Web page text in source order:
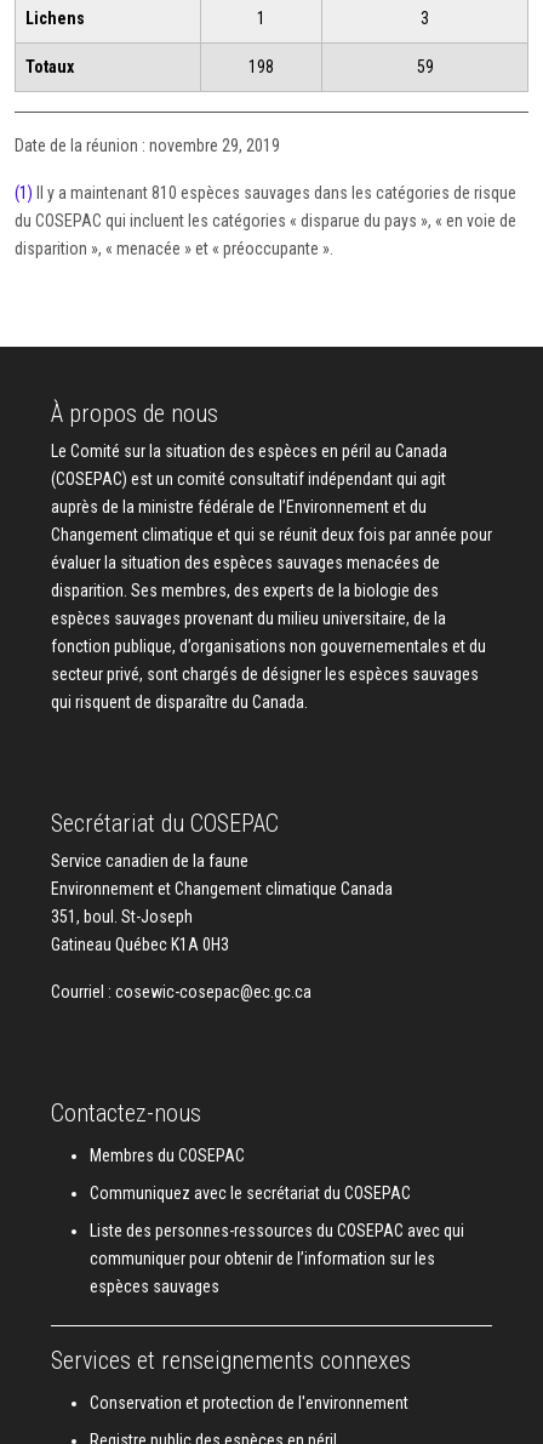
Lichens 1 3
Totaux 198 59
Date de la réunion : novembre 29, 2019
(1) Il y a maintenant 810 espèces sauvages dans les catégories de risque
du COSEPAC qui incluent les catégories « disparue du pays », « en voie de
disparition », « menacée » et « préoccupante ».
À propos de nous
Le Comité sur la situation des espèces en péril au Canada
(COSEPAC) est un comité consultatif indépendant qui agit
auprès de la ministre fédérale de l’Environnement et du
Changement climatique et qui se réunit deux fois par année pour
évaluer la situation des espèces sauvages menacées de
disparition. Ses membres, des experts de la biologie des
espèces sauvages provenant du milieu universitaire, de la
fonction publique, d’organisations non gouvernementales et du
secteur privé, sont chargés de désigner les espèces sauvages
qui risquent de disparaître du Canada.
Secrétariat du COSEPAC
Service canadien de la faune
Environnement et Changement climatique Canada
351, boul. St-Joseph
Gatineau Québec K1A 0H3
Courriel : cosewic-cosepac@ec.gc.ca
Contactez-nous
Membres du COSEPAC
Communiquez avec le secrétariat du COSEPAC
Liste des personnes-ressources du COSEPAC avec qui
communiquer pour obtenir de l’information sur les
espèces sauvages
Services et renseignements connexes
Conservation et protection de l'environnement